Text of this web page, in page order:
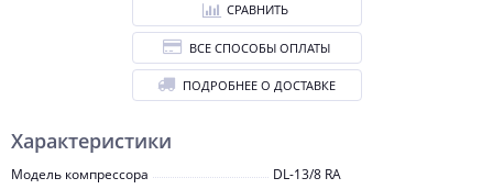
Характеристики
Модель компрессора
DL-13/8 RA
СРАВНИТЬ
ВСЕ СПОСОБЫ ОПЛАТЫ
ПОДРОБНЕЕ О ДОСТАВКЕ